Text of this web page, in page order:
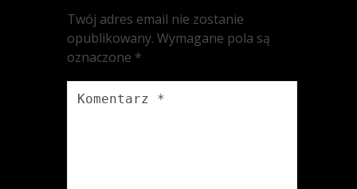
Twój adres email nie zostanie
opublikowany. Wymagane pola są
oznaczone *